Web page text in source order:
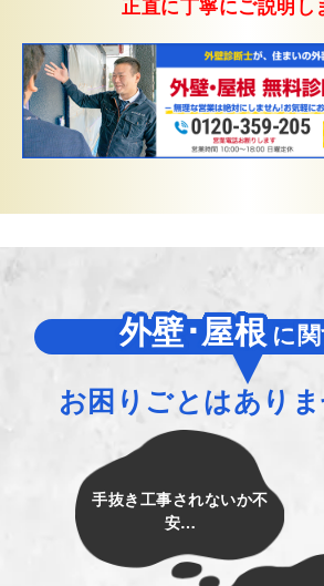
外壁･屋根 に
お困りごとはあり
手抜き工事されないか不
安…